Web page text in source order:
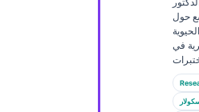
حول
في